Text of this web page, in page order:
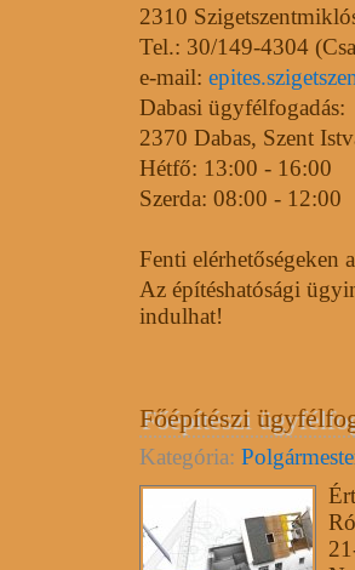
2310
Tel.: 30/149-4304
e-mail:
Dabasi ügyfélfogadás:
2370 Dabas, Szent
Hétfő: 13:00 - 16:00
Szerda: 08:00 - 12:00
Fenti elérhetőségeken
Az építéshatósági
indulhat!
Főépítészi
Kategória: